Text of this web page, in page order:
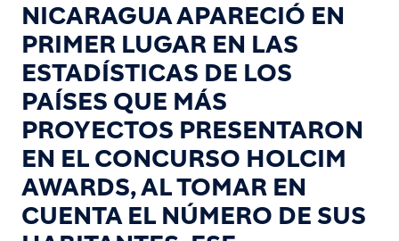
NICARAGUA APARECIÓ EN
PRIMER LUGAR EN LAS
ESTADÍSTICAS DE LOS
PAÍSES QUE MÁS
PROYECTOS PRESENTARON
EN EL CONCURSO HOLCIM
AWARDS, AL TOMAR EN
CUENTA EL NÚMERO DE SUS